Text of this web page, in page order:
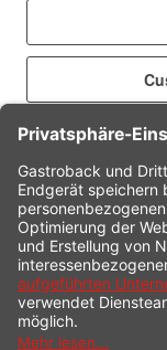
CONTACT
SERVICE
SHOP